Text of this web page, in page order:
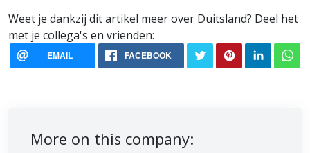
Weet je dankzij dit artikel meer over Duitsland? Deel het
met je collega's en vrienden:
EMAIL FACEBOOK
More on this company: